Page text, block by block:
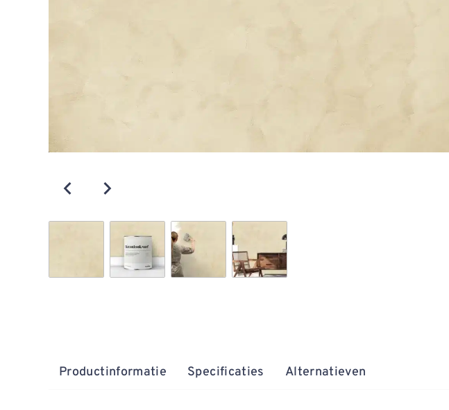
Productinformatie Specificaties Alternatieven